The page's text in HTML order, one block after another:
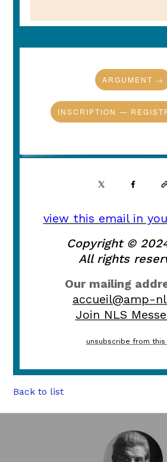
ARGUMENT →
INSCRIPTION —
view this email in
Copyright ©
All rights
Our mailing
accueil@amp-
Join NLS
unsubscribe from
Back to list